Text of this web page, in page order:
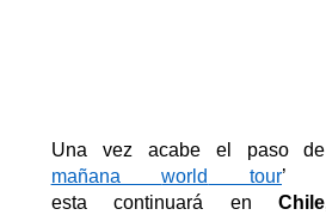
Una vez acabe el paso
mañanaworld tour’
estacontinuará en